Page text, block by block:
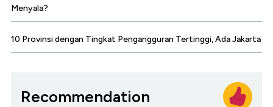
Menyala?
10 Provinsi dengan Tingkat Pengangguran Tertinggi, Ada Jakarta
Recommendation